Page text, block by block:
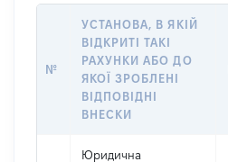
№
УСТАНОВА, В ЯКІЙ
ВІДКРИТІ ТАКІ
РАХУНКИ АБО ДО
ЯКОЇ ЗРОБЛЕНІ
ВІДПОВІДНІ
ВНЕСКИ
Юридична